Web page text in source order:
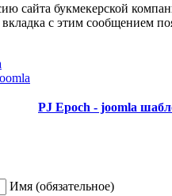
сайта букмекерской
с этим сообщением
PJ Epoch - joomla
Имя (обязательное)